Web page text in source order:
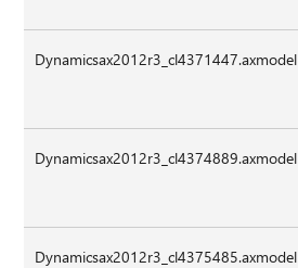
Dynamicsax2012r3_cl4371447.axmodel
Dynamicsax2012r3_cl4374889.axmodel
Dynamicsax2012r3_cl4375485.axmodel